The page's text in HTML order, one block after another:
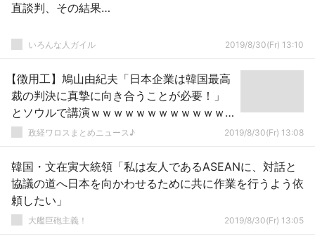
直談判、その結果…
いろんな人ガイル 2019/8/30(Fr) 13:10
【徴用工】鳩山由紀夫「日本企業は韓国最高
裁の判決に真摯に向き合うことが必要！」
とソウルで講演ｗｗｗｗｗｗｗｗｗｗｗｗ
ｗ 政経ワロスまとめニュース♪ 2019/8/30(Fr) 13:08
韓国・文在寅大統領「私は友人であるASEANに、対話と
協議の道へ日本を向かわせるために共に作業を行うよう依
頼したい」
大艦巨砲主義！ 2019/8/30(Fr) 13:05